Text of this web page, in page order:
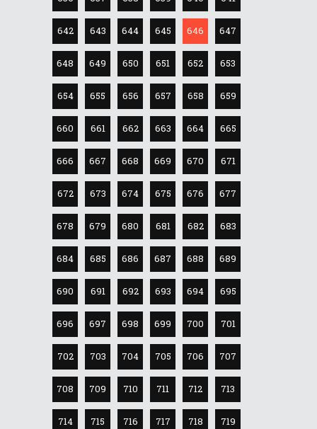
642 643 644 645 646 647
648 649 650 651 652 653
654 655 656 657 658 659
660 661 662 663 664 665
666 667 668 669 670 671
672 673 674 675 676 677
678 679 680 681 682 683
684 685 686 687 688 689
690 691 692 693 694 695
696 697 698 699 700 701
702 703 704 705 706 707
708 709 710 711 712 713
714 715 716 717 718 719